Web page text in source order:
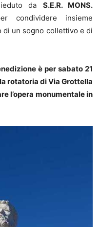
da S.E.R. MONS.
condividere insieme
un sogno collettivo e di
è per sabato 21
rotatoria di Via Grottella
l’opera monumentale in